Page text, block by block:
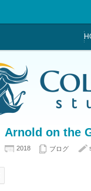
Arnold on the
2018 ブログ